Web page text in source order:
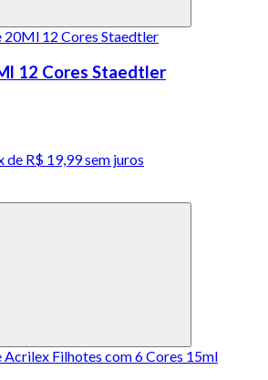
12 Cores Staedtler
de R$ 19,99sem juros